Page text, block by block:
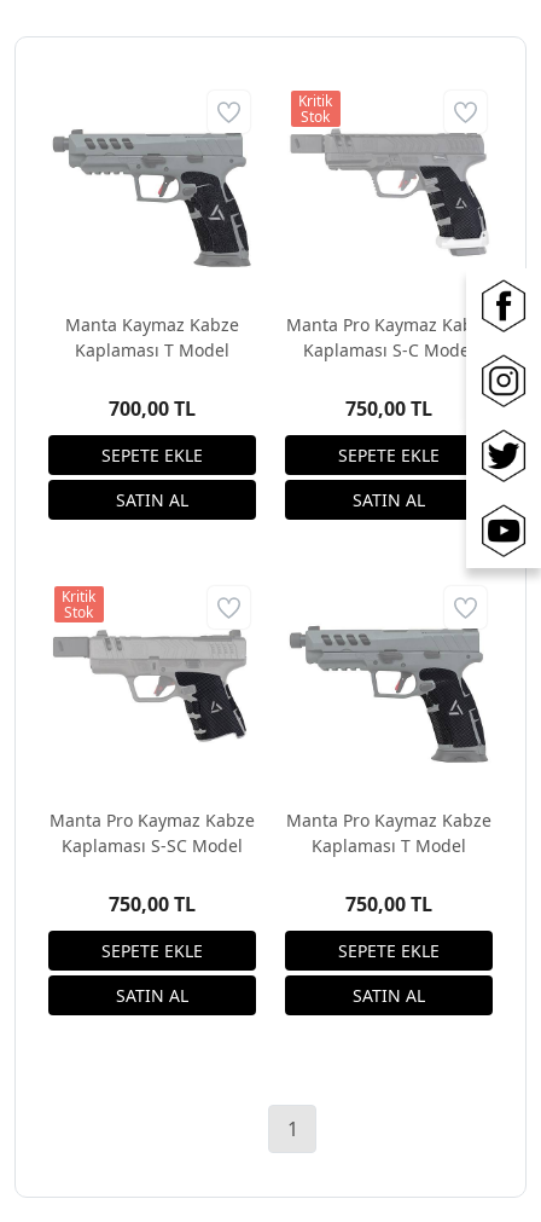
Manta Kaymaz Kabze
Kaplaması T Model
700,00 TL
Manta Pro Kaymaz Kabze
Kaplaması S-C Model
750,00 TL
Kritik
Stok
Manta Pro Kaymaz Kabze
Kaplaması S-SC Model
750,00 TL
Kritik
Stok
Manta Pro Kaymaz Kabze
Kaplaması T Model
750,00 TL
1